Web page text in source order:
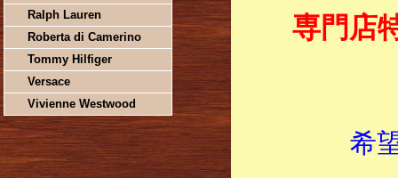
Ralph Lauren
Roberta di Camerino
Tommy Hilfiger
Versace
Vivienne Westwood
専門店
希